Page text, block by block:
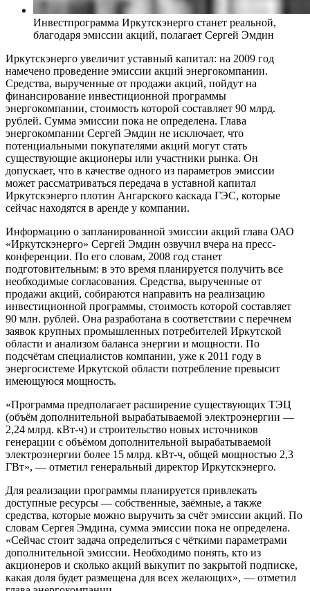
Инвестпрограмма Иркутскэнерго станет реальной,
благодаря эмиссии акций, полагает Сергей Эмдин
Иркутскэнерго увеличит уставный капитал: на 2009 год
намечено проведение эмиссии акций энергокомпании.
Средства, вырученные от продажи акций, пойдут на
финансирование инвестиционной программы
энергокомпании, стоимость которой составляет 90 млрд.
рублей. Сумма эмиссии пока не определена. Глава
энергокомпании Сергей Эмдин не исключает, что
потенциальными покупателями акций могут стать
существующие акционеры или участники рынка. Он
допускает, что в качестве одного из параметров эмиссии
может рассматриваться передача в уставной капитал
Иркутскэнерго плотин Ангарского каскада ГЭС, которые
сейчас находятся в аренде у компании.
Информацию о запланированной эмиссии акций глава ОАО
«Иркутскэнерго» Сергей Эмдин озвучил вчера на пресс-
конференции. По его словам, 2008 год станет
подготовительным: в это время планируется получить все
необходимые согласования. Средства, вырученные от
продажи акций, собираются направить на реализацию
инвестиционной программы, стоимость которой составляет
90 млн. рублей. Она разработана в соответствии с перечнем
заявок крупных промышленных потребителей Иркутской
области и анализом баланса энергии и мощности. По
подсчётам специалистов компании, уже к 2011 году в
энергосистеме Иркутской области потребление превысит
имеющуюся мощность.
«Программа предполагает расширение существующих ТЭЦ
(объём дополнительной вырабатываемой электроэнергии —
2,24 млрд. кВт-ч) и строительство новых источников
генерации с объёмом дополнительной вырабатываемой
электроэнергии более 15 млрд. кВт-ч, общей мощностью 2,3
ГВт», — отметил генеральный директор Иркутскэнерго.
Для реализации программы планируется привлекать
доступные ресурсы — собственные, заёмные, а также
средства, которые можно выручить за счёт эмиссии акций. По
словам Сергея Эмдина, сумма эмиссии пока не определена.
«Сейчас стоит задача определиться с чёткими параметрами
дополнительной эмиссии. Необходимо понять, кто из
акционеров и сколько акций выкупит по закрытой подписке,
какая доля будет размещена для всех желающих», — отметил